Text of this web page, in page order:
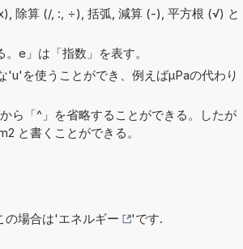
除算 (/, :, ÷), 括弧, 減算 (-), 平方根 (√) と
e」は「指数」を表す。
を使うことができ、例えばµPaの代わり
ら「^」を省略することができる。したが
と書くことができる。
の場合は'エネルギー
'です.